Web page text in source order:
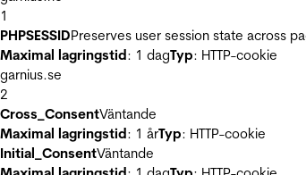
1
PHPSESSIDPreserves user session state across
Maximal lagringstid: 1 dagTyp: HTTP-cookie
garnius.se
2
Cross_ConsentVäntande
Maximal lagringstid: 1 årTyp: HTTP-cookie
Initial_ConsentVäntande